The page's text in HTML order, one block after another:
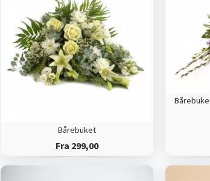
Bårebuket
Fra 299,00